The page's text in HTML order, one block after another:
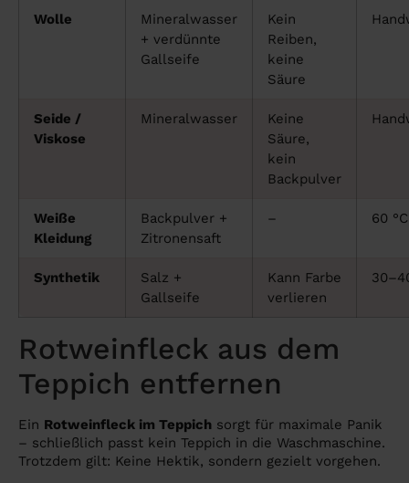
Wolle
Mineralwasser
+ verdünnte
Gallseife
Kein
Reiben,
keine
Säure
Seide /
Viskose
Mineralwasser
Keine
Säure,
kein
Backpulver
Weiße
Kleidung
Backpulver +
Zitronensaft
– 60 °C
Synthetik
Salz +
Gallseife
Kann Farbe
verlieren
Rotweinfleck aus dem
Teppich entfernen
Ein Rotweinfleck im Teppich sorgt für maximale Panik
– schließlich passt kein Teppich in die Waschmaschine.
Trotzdem gilt: Keine Hektik, sondern gezielt vorgehen.